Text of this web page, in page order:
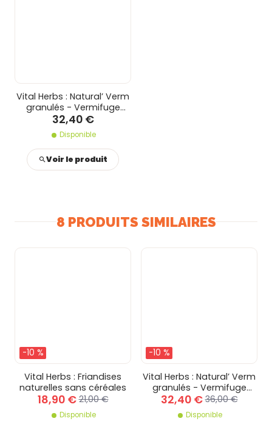
Vital Herbs : Natural’ Verm
granulés - Vermifuge
naturel
32,40 €
Disponible
Voir le produit
8 PRODUITS SIMILAIRES
-10 %
Vital Herbs : Friandises
naturelles sans céréales
18,90 € 21,00 €
Disponible
-10 %
Vital Herbs : Natural’ Verm
granulés - Vermifuge
naturel
32,40 € 36,00 €
Disponible